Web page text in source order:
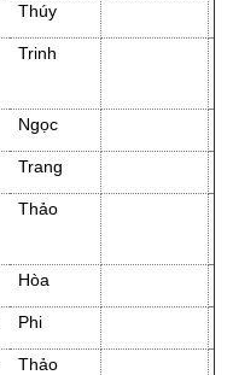
Thúy
Trinh
Ngọc
Trang
Thảo
Hòa
Phi
Thảo